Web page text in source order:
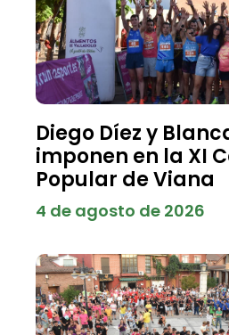
Diego Díez y
imponen en la XI
Popular de Viana
4 de agosto de 2026